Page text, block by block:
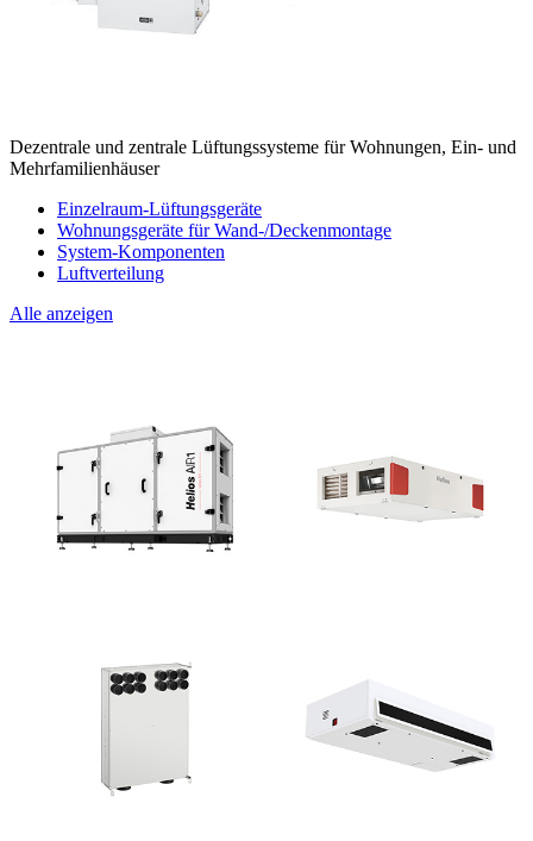
Dezentrale und zentrale Lüftungssysteme für Wohnungen, Ein- und
Mehrfamilienhäuser
Einzelraum-Lüftungsgeräte
Wohnungsgeräte für Wand-/Deckenmontage
System-Komponenten
Luftverteilung
Alle anzeigen